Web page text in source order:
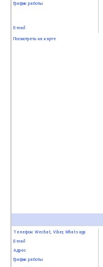
График работы
E-mail
Посмотреть на карте
Телефон: Wechat, Viber, Whatsapp
E-mail
Адрес
График работы